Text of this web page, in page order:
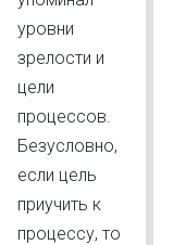
уровни
зрелости и
цели
процессов.
Безусловно,
если цель
приучить к
процессу, то